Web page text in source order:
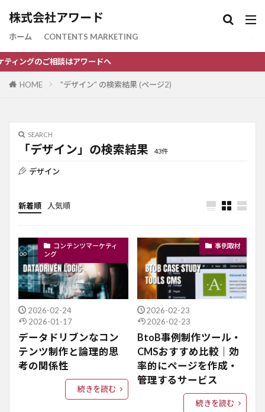
株式会社アワード
ホーム CONTENTS MARKETING
のご相談はアワードへ
HOME "デザイン" の検索結果 (ページ2)
SEARCH
「デザイン」の検索結果 43件
デザイン
新着順 人気順
コンテンツマーケティ
ング
2026-02-24
2026-01-17
データドリブンなコン
テンツ制作と論理的思
考の関係性
続きを読む
事例取材
2026-02-23
2026-02-23
BtoB事例制作ツール・
CMSおすすめ比較｜効
率的にページを作成・
管理するサービス
続きを読む